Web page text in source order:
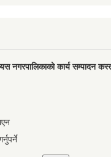
नगरपालिकाको कार्य सम्पादन